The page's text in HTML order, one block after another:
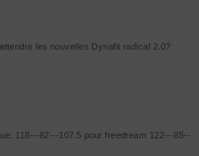
les nouvelles Dynafit radical 2.0?
118---82---107.5 pour freedream 122---85--